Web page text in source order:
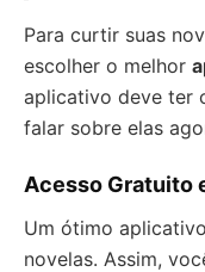
Para curtir suas
escolher o melhor
aplicativo deve ter
falar sobre elas
Acesso Gratuito
Um ótimo
novelas. Assim,